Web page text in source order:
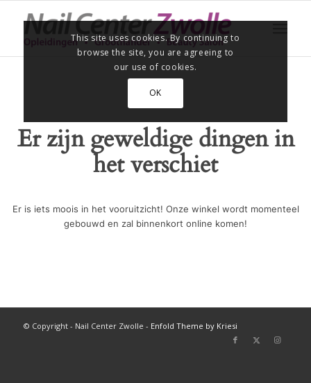
Er zijn geweldige dingen in
het verschiet
Er is iets moois in het vooruitzicht! Onze winkel wordt momenteel
gebouwd en zal binnenkort online komen!
© Copyright - Nail Center Zwolle - Enfold Theme by Kriesi
This site uses cookies. By continuing to
browse the site, you are agreeing to
our use of cookies.
OK